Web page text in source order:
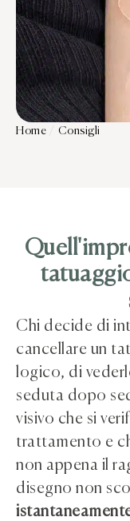
Home Consigli
Chi decide di
cancellare un
logico, di
seduta dopo
visivo che si
trattamento e
non appena il
disegno non